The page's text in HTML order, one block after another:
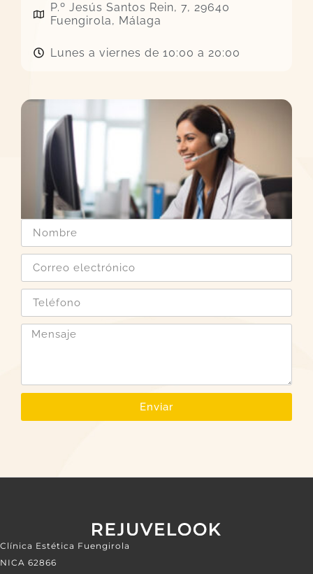
P.º Jesús Santos Rein, 7, 29640
Fuengirola, Málaga
Lunes a viernes de 10:00 a 20:00
Enviar
Clínica Estética Fuengirola
NICA 62866